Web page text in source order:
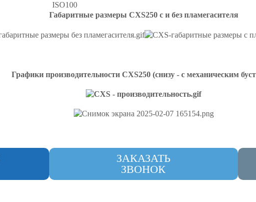
ISO100
Габаритные размеры CXS250 с и без пламегасителя
Графики производительности CXS250 (снизу - с механическим
ЗАКАЗАТЬ
ЗВОНОК